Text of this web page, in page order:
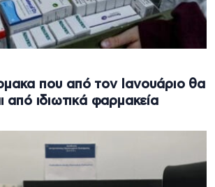
που από τον Ιανουάριο θα
από ιδιωτικά φαρμακεία